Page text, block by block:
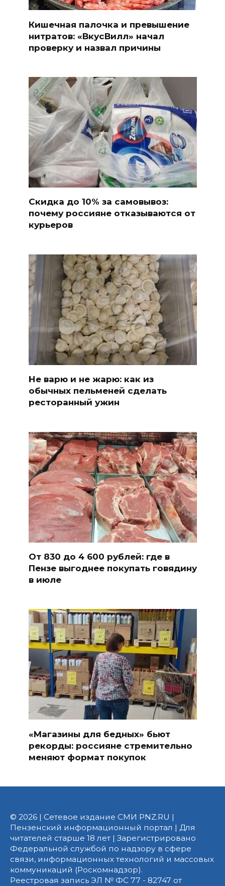
Кишечная палочка и превышение
нитратов: «ВкусВилл» начал
проверку и назвал причины
Скидка до 10% за самовывоз:
почему россияне отказываются от
курьеров
Не варю и не жарю: как из
обычных пельменей сделать
ресторанный ужин
От 830 до 4 600 рублей: где в
Пензе выгоднее покупать говядину
в июле
«Магазины для бедных» бьют
рекорды: россияне стремительно
меняют формат покупок
© 2026 | Сетевое издание СМИ PNZ.RU |
Пензенский информационный портал | Для
читателей старше 18 лет | Зарегистрировано
Федеральной службой по надзору в сфере
связи, информационных технологий и массовых
коммуникаций (Роскомнадзор).
Реестровая запись ЭЛ № ФС 77 - 82747 от